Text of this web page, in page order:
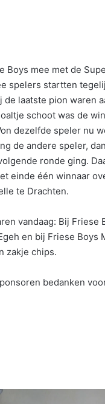
Boys mee met de
spelers startten
laatste pion waren
schoot was de
dezelfde speler nu
de andere speler,
ronde ging.
einde één winnaar
te Drachten.
vandaag: Bij Friese
en bij Friese Boys
zakje chips.
bedanken